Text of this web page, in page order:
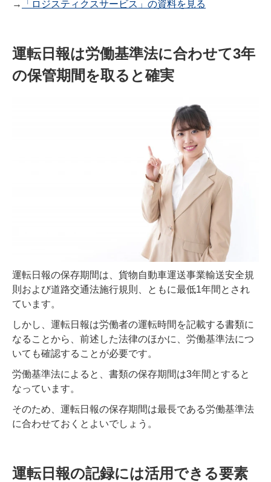
→ 「ロジスティクスサービス」の資料を見る
運転日報は労働基準法に合わせて3年
の保管期間を取ると確実
運転日報の保存期間は、貨物自動車運送事業輸送安全規
則および道路交通法施行規則、ともに最低1年間とされ
ています。
しかし、運転日報は労働者の運転時間を記載する書類に
なることから、前述した法律のほかに、労働基準法につ
いても確認することが必要です。
労働基準法によると、書類の保存期間は3年間とすると
なっています。
そのため、運転日報の保存期間は最長である労働基準法
に合わせておくとよいでしょう。
運転日報の記録には活用できる要素